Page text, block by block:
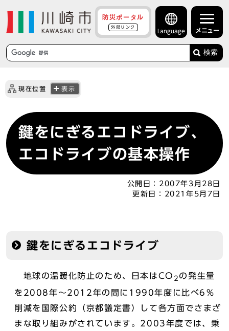
防災ポータル
外部リンク
Language メニュー
検索
現在位置 表示
鍵をにぎるエコドライブ、
エコドライブの基本操作
公開日： 2007年3月28日
更新日：
2021年5月7日
鍵をにぎるエコドライブ
地球の温暖化防止のため、日本はCO 2 の発生量
を2008年～2012年の間に1990年度に比べ6％
削減を国際公約（京都議定書）して各方面でさまざ
まな取り組みがされています。2003年度では、乗